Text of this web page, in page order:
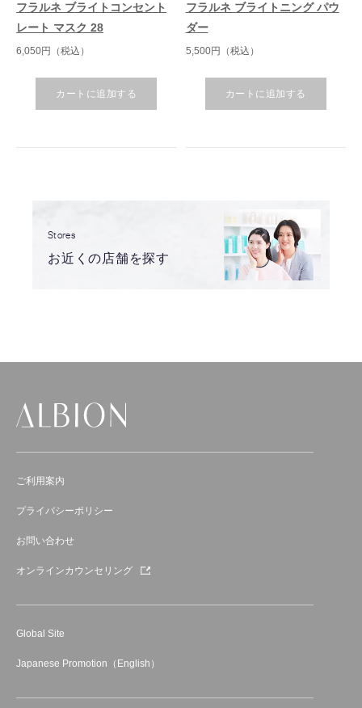
フラルネ ブライトコンセント
レート マスク 28
6,050円（税込）
カートに追加する
フラルネ ブライトニング パウ
ダー
5,500円（税込）
カートに追加する
Stores
お近くの店舗を探す
ご利用案内
プライバシーポリシー
お問い合わせ
オンラインカウンセリング
Global Site
Japanese Promotion（English）